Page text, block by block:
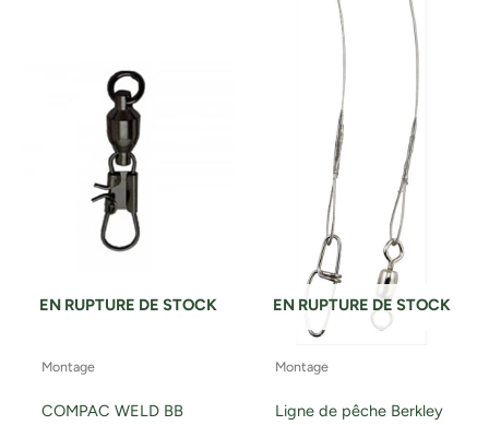
EN RUPTURE DE STOCK
Montage
COMPAC WELD BB
EN RUPTURE DE STOCK
Montage
Ligne de pêche Berkley